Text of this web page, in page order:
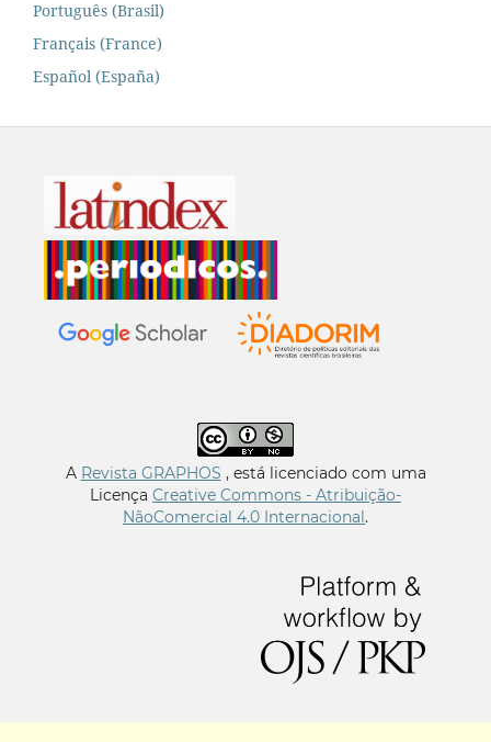
Português (Brasil)
Français (France)
Español (España)
A Revista GRAPHOS , está licenciado com uma
Licença Creative Commons - Atribuição-
NãoComercial 4.0 Internacional.